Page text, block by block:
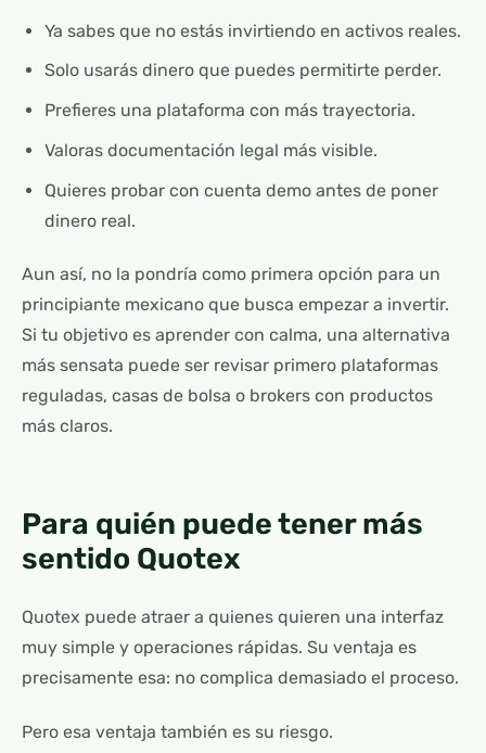
Ya sabes que no estás invirtiendo en activos reales.
Solo usarás dinero que puedes permitirte perder.
Prefieres una plataforma con más trayectoria.
Valoras documentación legal más visible.
Quieres probar con cuenta demo antes de poner
dinero real.
Aun así, no la pondría como primera opción para un
principiante mexicano que busca empezar a invertir.
Si tu objetivo es aprender con calma, una alternativa
más sensata puede ser revisar primero plataformas
reguladas, casas de bolsa o brokers con productos
más claros.
Para quién puede tener más
sentido Quotex
Quotex puede atraer a quienes quieren una interfaz
muy simple y operaciones rápidas. Su ventaja es
precisamente esa: no complica demasiado el proceso.
Pero esa ventaja también es su riesgo.